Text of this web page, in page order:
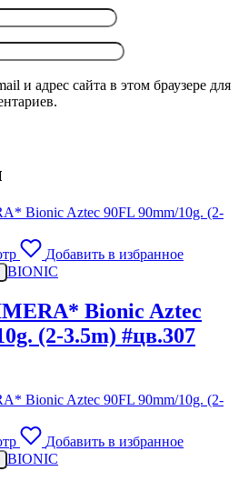
и адрес сайта в этом браузере для
Добавить в избранное
BIONIC
Bionic Aztec
(2-3.5m) #цв.307
Добавить в избранное
BIONIC